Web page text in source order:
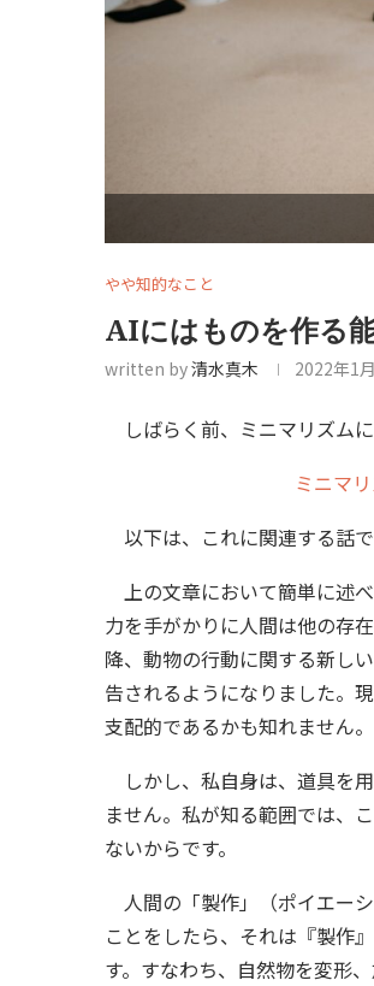
やや知的なこと
AIにはものを作る
written by清水真木 2022年1
しばらく前、ミニマリズム
ミニマ
以下は、これに関連する話で
上の文章において簡単に述
力を手がかりに人間は他の存
降、動物の行動に関する新し
告されるようになりました。
支配的であるかも知れません。
しかし、私自身は、道具を
ません。私が知る範囲では、
ないからです。
人間の「製作」（ポイエー
ことをしたら、それは『製作
す。すなわち、自然物を変形